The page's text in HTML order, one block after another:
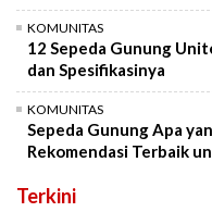
KOMUNITAS
12 Sepeda Gunung
dan Spesifikasinya
KOMUNITAS
Sepeda Gunung Apa
Rekomendasi Terbaik
Terkini